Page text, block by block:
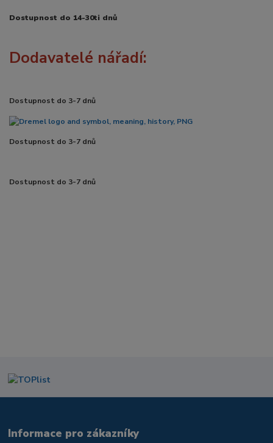
Dostupnost do 14-30ti dnů
Dodavatelé nářadí:
Dostupnost do 3-7 dnů
Dostupnost do 3-7 dnů
Dostupnost do 3-7 dnů
Informace pro zákazníky